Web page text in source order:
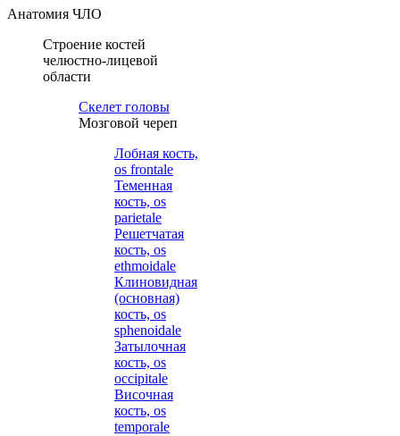
Анатомия ЧЛО
Строение костей
челюстно-лицевой
области
Cкелет головы
Мозговой череп
Лобная кость,
os frontale
Теменная
кость, os
parietale
Решетчатая
кость, os
ethmoidale
Клиновидная
(основная)
кость, os
sphenoidale
Затылочная
кость, os
occipitale
Височная
кость, os
temporale